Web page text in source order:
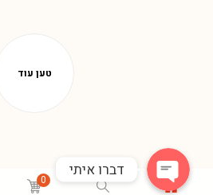
0 דברו איתי